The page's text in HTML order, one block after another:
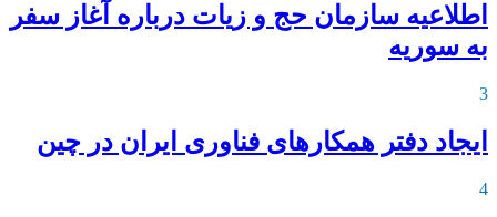
اطلاعیه‌ سازمان حج و زیات درباره آغاز سفر
به سوریه
3
ایجاد دفتر همکارهای فناوری ایران در چین
4